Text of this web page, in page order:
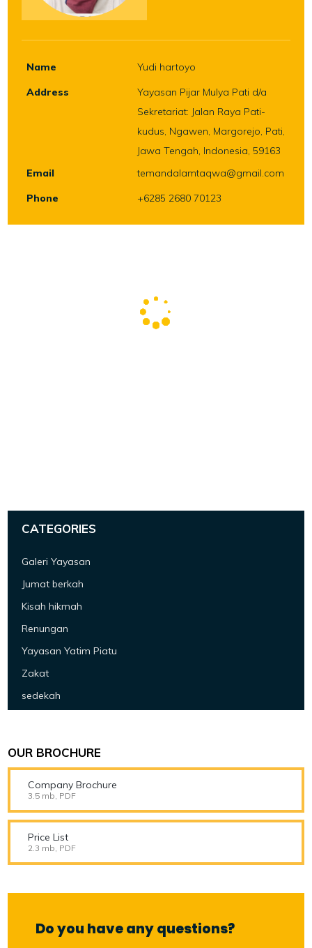
Name
Yudi hartoyo
Address
Yayasan Pijar Mulya Pati d/a
Sekretariat: Jalan Raya Pati-
kudus, Ngawen, Margorejo, Pati,
Jawa Tengah, Indonesia, 59163
Email
temandalamtaqwa@gmail.com
Phone
+6285 2680 70123
CATEGORIES
Galeri Yayasan
Jumat berkah
Kisah hikmah
Renungan
Yayasan Yatim Piatu
Zakat
sedekah
OUR BROCHURE
Company Brochure
3.5 mb, PDF
Price List
2.3 mb, PDF
Do you have any questions?